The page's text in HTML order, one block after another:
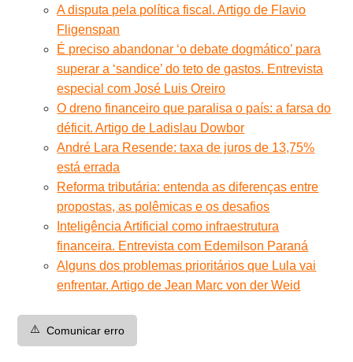
A disputa pela política fiscal. Artigo de Flavio
Fligenspan
É preciso abandonar ‘o debate dogmático’ para
superar a ‘sandice’ do teto de gastos. Entrevista
especial com José Luis Oreiro
O dreno financeiro que paralisa o país: a farsa do
déficit. Artigo de Ladislau Dowbor
André Lara Resende: taxa de juros de 13,75%
está errada
Reforma tributária: entenda as diferenças entre
propostas, as polêmicas e os desafios
Inteligência Artificial como infraestrutura
financeira. Entrevista com Edemilson Paraná
Alguns dos problemas prioritários que Lula vai
enfrentar. Artigo de Jean Marc von der Weid
⚠️ Comunicar erro